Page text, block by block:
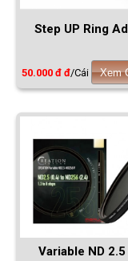
Step UP Ring
50.000 đ đ/Cái Xem
Variable ND 2.5